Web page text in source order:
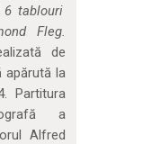
tablouri
Fleg.
de
apărută la
Partitura
a
Alfred